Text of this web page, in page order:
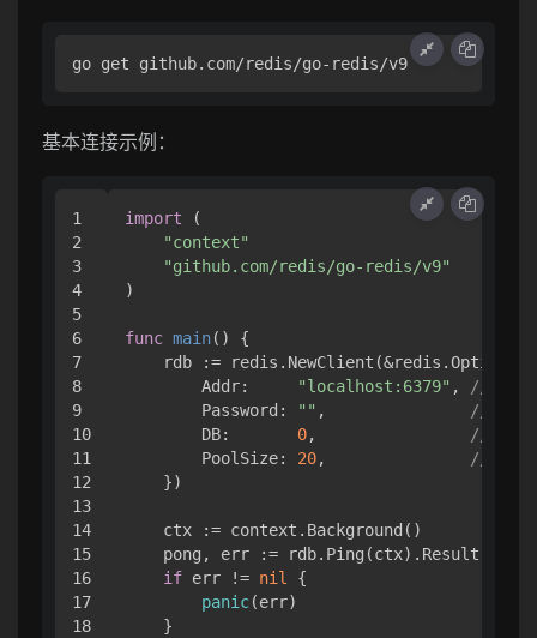
基本连接示例：
1
2
3
4
5
6
7
8
9
10
11
12
13
14
15
16
17
18
import (
"context"
"github.com/redis/go-redis/v9"
)
func main()
{
    rdb := redis.NewClient(&redis.Options{
        Addr:
"localhost:6379" ,
//
        Password:
"" ,
// 密码
        DB:
0,
// 数据
        PoolSize:
20,
// 连接
    })
    ctx := context.Background()
    pong, err := rdb.Ping(ctx).Result()
if err != nil {
panic(err)
    }